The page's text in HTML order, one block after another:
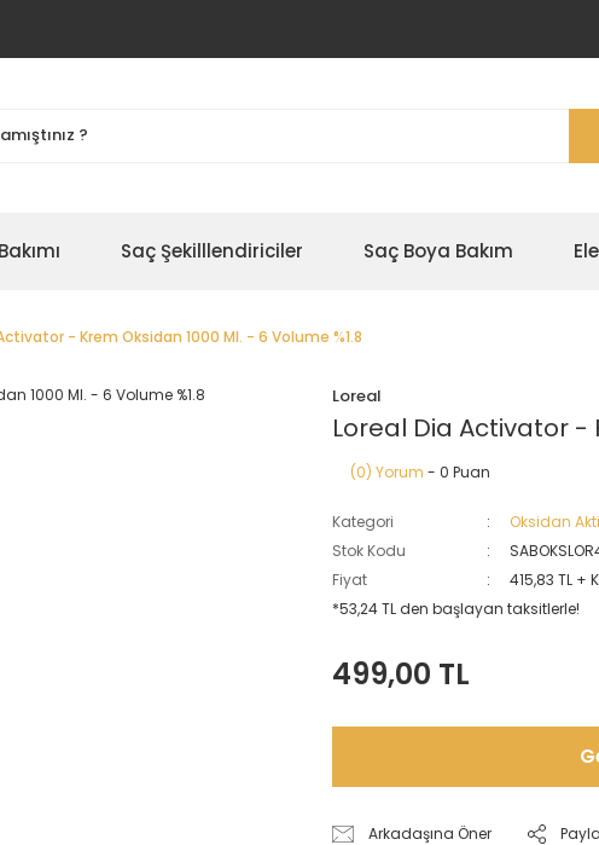
Saç Şekilllendiriciler Saç Boya Bakım
- Krem Oksidan 1000 Ml. - 6 Volume %1.8
Loreal
Loreal Dia Activator -
(0) Yorum - 0 Puan
Kategori
Oksidan
Stok Kodu
Fiyat
415,83 TL +
*53,24 TL den başlayan taksitlerle!
499,00 TL
Arkadaşına Öner